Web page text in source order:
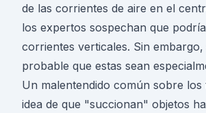
de las corrientes de aire en el
los expertos sospechan que
corrientes verticales. Sin
probable que estas sean
Un malentendido común sobre los
idea de que "succionan" objetos